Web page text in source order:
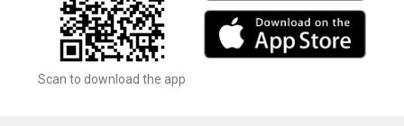
Scan to download the app